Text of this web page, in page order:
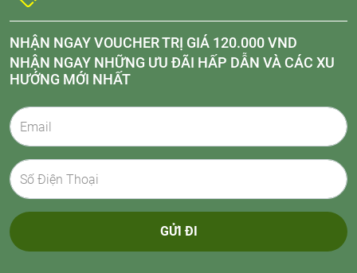
NHẬN NGAY VOUCHER TRỊ GIÁ 120.000 VND
NHẬN NGAY NHỮNG ƯU ĐÃI HẤP DẪN VÀ CÁC XU
HƯỚNG MỚI NHẤT
GỬI ĐI